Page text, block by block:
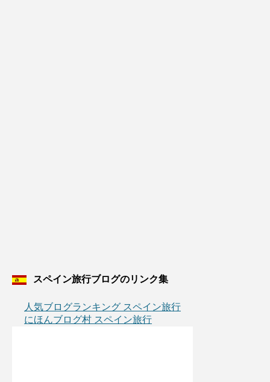
スペイン旅行ブログのリンク集
人気ブログランキング スペイン旅行
にほんブログ村 スペイン旅行